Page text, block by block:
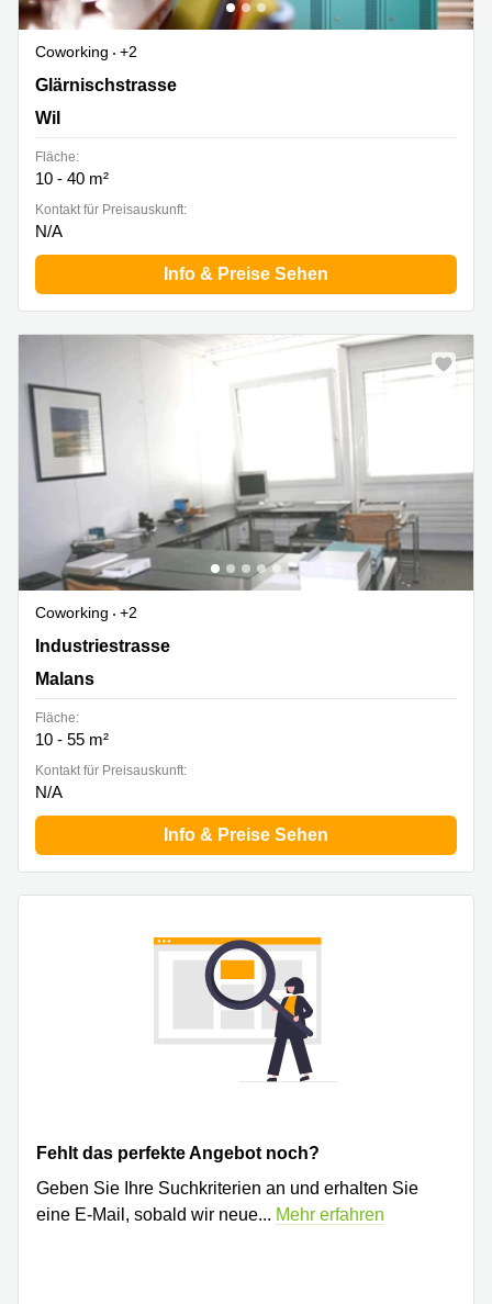
Coworking
+2
Glärnischstrasse 13, Wil
Glärnischstrasse
Wil
Fläche:
10 - 40 m²
Kontakt für Preisauskunft:
N/A
Info & Preise Sehen
Coworking
+2
Industriestrasse 4, Malans
Industriestrasse
Malans
Fläche:
10 - 55 m²
Kontakt für Preisauskunft:
N/A
Info & Preise Sehen
Fehlt das perfekte Angebot noch?
Geben Sie Ihre Suchkriterien an und erhalten Sie
eine E-Mail, sobald wir neue... Mehr erfahren